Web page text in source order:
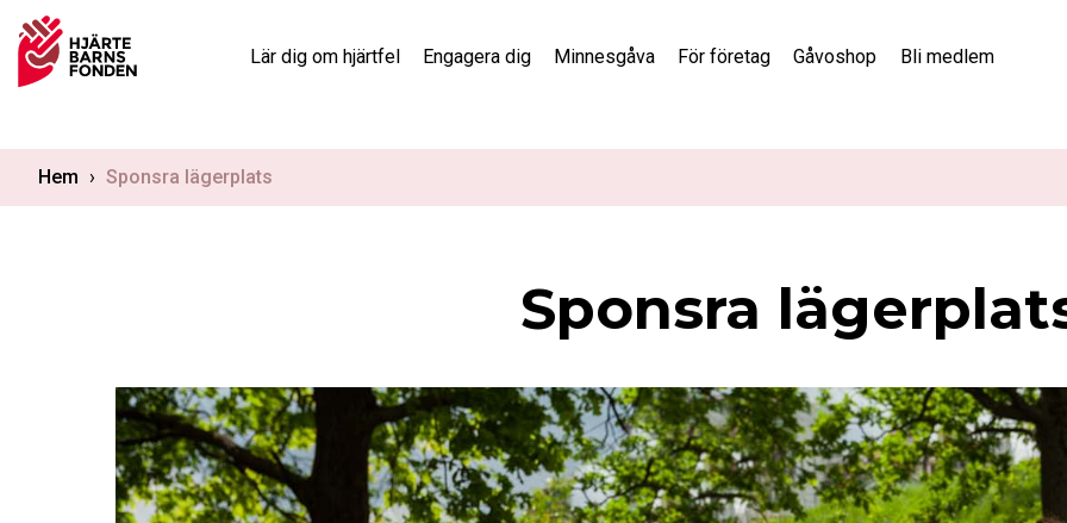
content
Lär dig om hjärtfel Engagera dig Minnesgåva För företag Gåvoshop Bli medlem
Hem › Sponsra lägerplats
Sponsra